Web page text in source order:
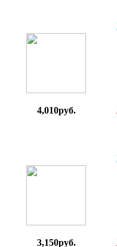
4,010руб.
3,150руб.